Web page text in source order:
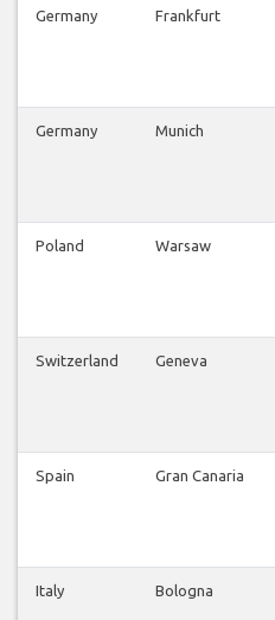
Germany Frankfurt
Germany Munich
Poland Warsaw
Switzerland Geneva
Spain Gran Canaria
Italy Bologna